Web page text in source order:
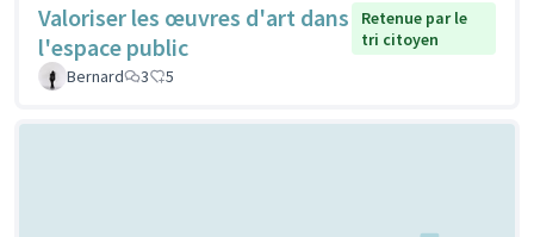
Valoriser les œuvres d'art dans
l'espace public
Retenue par le
tri citoyen
Bernard
3 5